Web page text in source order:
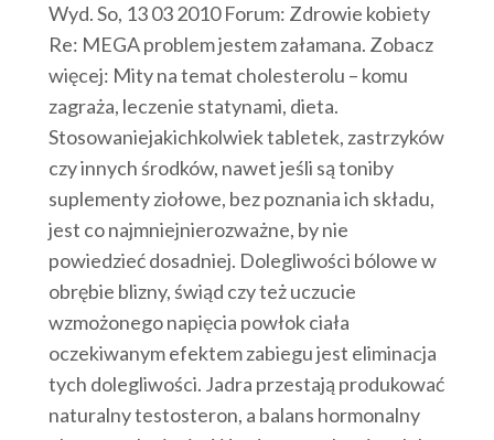
Wyd. So, 13 03 2010 Forum: Zdrowie kobiety
Re: MEGA problem jestem załamana. Zobacz
więcej: Mity na temat cholesterolu – komu
zagraża, leczenie statynami, dieta.
Stosowaniejakichkolwiek tabletek, zastrzyków
czy innych środków, nawet jeśli są toniby
suplementy ziołowe, bez poznania ich składu,
jest co najmniejnierozważne, by nie
powiedzieć dosadniej. Dolegliwości bólowe w
obrębie blizny, świąd czy też uczucie
wzmożonego napięcia powłok ciała
oczekiwanym efektem zabiegu jest eliminacja
tych dolegliwości. Jadra przestają produkować
naturalny testosteron, a balans hormonalny